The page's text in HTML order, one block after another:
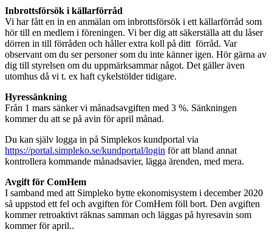
Inbrottsförsök i källarförråd
Vi har fått en in en anmälan om inbrottsförsök i ett källarförråd som
hör till en medlem i föreningen. Vi ber dig att säkerställa att du låser
dörren in till förråden och håller extra koll på ditt förråd. Var
observant om du ser personer som du inte känner igen. Hör gärna av
dig till styrelsen om du uppmärksammar något. Det gäller även
utomhus då vi t. ex haft cykelstölder tidigare.
Hyressänkning
Från 1 mars sänker vi månadsavgiften med 3 %. Sänkningen
kommer du att se på avin för april månad.
Du kan själv logga in på Simplekos kundportal via
https://portal.simpleko.se/kundportal/login för att bland annat
kontrollera kommande månadsavier, lägga ärenden, med mera.
Avgift för ComHem
I samband med att Simpleko bytte ekonomisystem i december 2020
så uppstod ett fel och avgiften för ComHem föll bort. Den avgiften
kommer retroaktivt räknas samman och läggas på hyresavin som
kommer för april..